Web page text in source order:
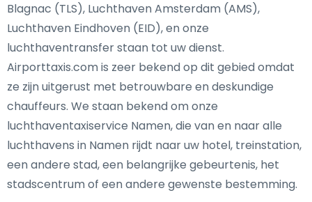
Blagnac (TLS), Luchthaven Amsterdam (AMS),
Luchthaven Eindhoven (EID), en onze
luchthaventransfer staan tot uw dienst.
Airporttaxis.com is zeer bekend op dit gebied omdat
ze zijn uitgerust met betrouwbare en deskundige
chauffeurs. We staan bekend om onze
luchthaventaxiservice Namen, die van en naar alle
luchthavens in Namen rijdt naar uw hotel, treinstation,
een andere stad, een belangrijke gebeurtenis, het
stadscentrum of een andere gewenste bestemming.